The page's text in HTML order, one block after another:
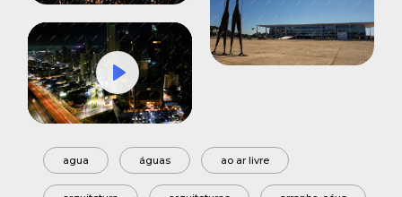
Mute Settings
Play
agua águas ao ar livre